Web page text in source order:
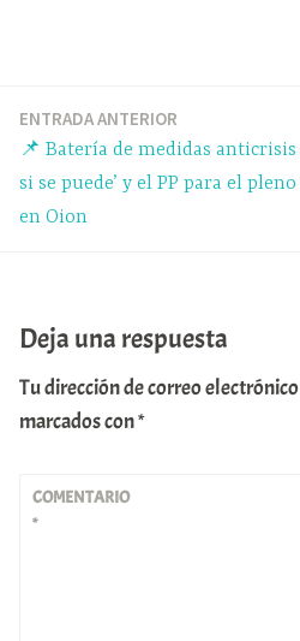
pp
r
ENTRADA ANTERIOR
📌 Batería de medidas anticrisis
si se puede’ y el PP para el
en Oion
Deja una respuesta
Tu dirección de correo
marcados con*
COMENTARIO
*